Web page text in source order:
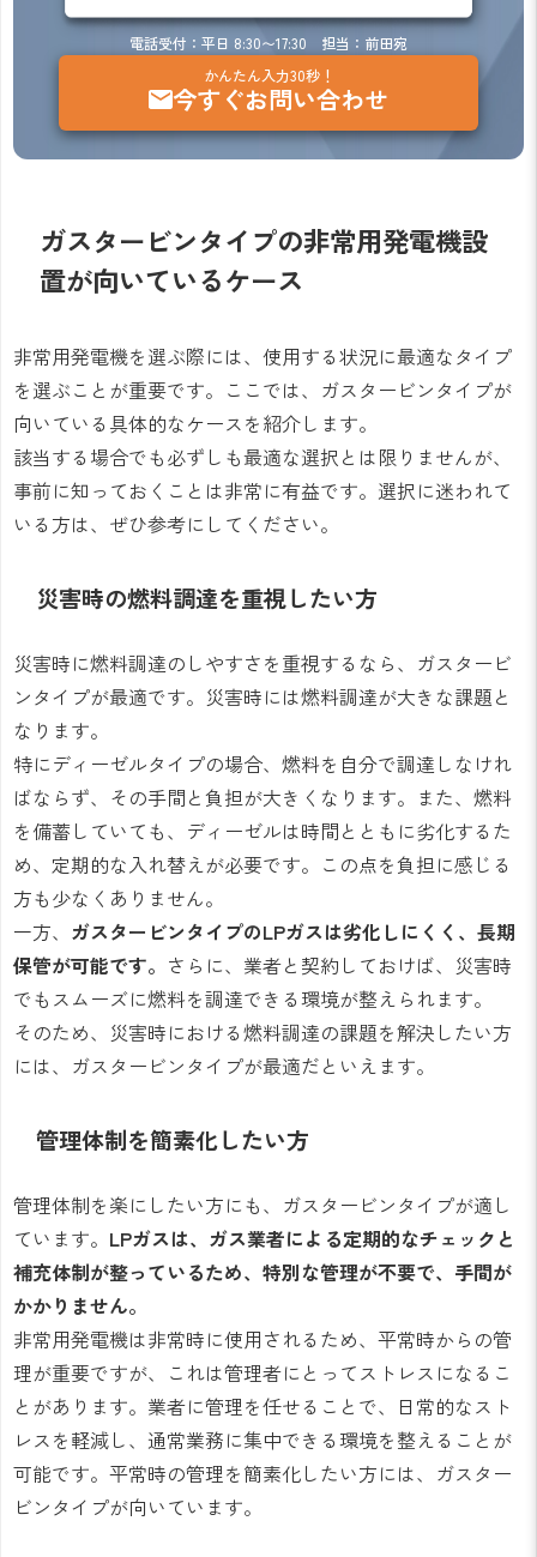
電話受付：平日 8:30〜17:30 担当：前田宛
かんたん入力30秒！
今すぐお問い合わせ
ガスタービンタイプの非常用発電機設
置が向いているケース
非常用発電機を選ぶ際には、使用する状況に最適なタイプ
を選ぶことが重要です。ここでは、ガスタービンタイプが
向いている具体的なケースを紹介します。
該当する場合でも必ずしも最適な選択とは限りませんが、
事前に知っておくことは非常に有益です。選択に迷われて
いる方は、ぜひ参考にしてください。
災害時の燃料調達を重視したい方
災害時に燃料調達のしやすさを重視するなら、ガスタービ
ンタイプが最適です。災害時には燃料調達が大きな課題と
なります。
特にディーゼルタイプの場合、燃料を自分で調達しなけれ
ばならず、その手間と負担が大きくなります。また、燃料
を備蓄していても、ディーゼルは時間とともに劣化するた
め、定期的な入れ替えが必要です。この点を負担に感じる
方も少なくありません。
一方、 ガスタービンタイプのLPガスは劣化しにくく、長期
保管が可能です。 さらに、業者と契約しておけば、災害時
でもスムーズに燃料を調達できる環境が整えられます。
そのため、災害時における燃料調達の課題を解決したい方
には、ガスタービンタイプが最適だといえます。
管理体制を簡素化したい方
管理体制を楽にしたい方にも、ガスタービンタイプが適し
ています。 LPガスは、ガス業者による定期的なチェックと
補充体制が整っているため、特別な管理が不要で、手間が
かかりません。
非常用発電機は非常時に使用されるため、平常時からの管
理が重要ですが、これは管理者にとってストレスになるこ
とがあります。業者に管理を任せることで、日常的なスト
レスを軽減し、通常業務に集中できる環境を整えることが
可能です。平常時の管理を簡素化したい方には、ガスター
ビンタイプが向いています。